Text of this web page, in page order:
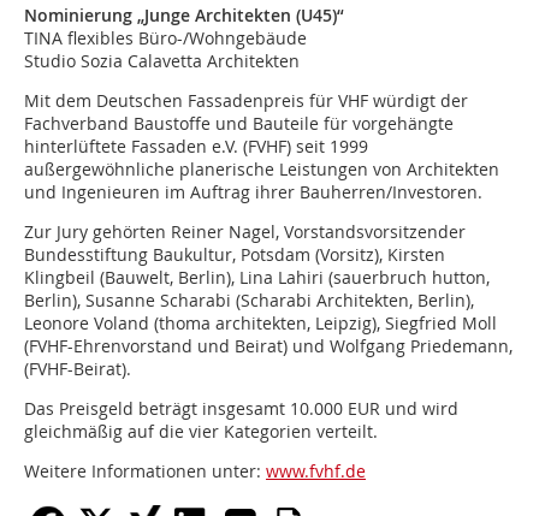
Nominierung „Junge Architekten (U45)“
TINA flexibles Büro-/Wohngebäude
Studio Sozia Calavetta Architekten
Mit dem Deutschen Fassadenpreis für VHF würdigt der
Fachverband Baustoffe und Bauteile für vorgehängte
hinterlüftete Fassaden e.V. (FVHF) seit 1999
außergewöhnliche planerische Leistungen von Architekten
und Ingenieuren im Auftrag ihrer Bauherren/Investoren.
Zur Jury gehörten Reiner Nagel, Vorstandsvorsitzender
Bundesstiftung Baukultur, Potsdam (Vorsitz), Kirsten
Klingbeil (Bauwelt, Berlin), Lina Lahiri (sauerbruch hutton,
Berlin), Susanne Scharabi (Scharabi Architekten, Berlin),
Leonore Voland (thoma architekten, Leipzig), Siegfried Moll
(FVHF-Ehrenvorstand und Beirat) und Wolfgang Priedemann,
(FVHF-Beirat).
Das Preisgeld beträgt insgesamt 10.000 EUR und wird
gleichmäßig auf die vier Kategorien verteilt.
Weitere Informationen unter: www.fvhf.de